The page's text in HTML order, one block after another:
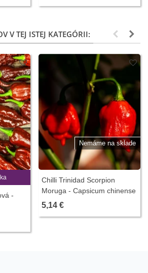
V TEJ ISTEJ KATEGÓRII:
-
Nemáme na sklade
Chilli Trinidad Scorpion
Moruga - Capsicum chinense
- predaj semien - 5 ks
5,14 €